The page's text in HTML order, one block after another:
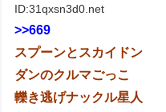
ID:31qxsn3d0.net
>>669
スプーンとスカイドン
ダンのクルマごっこ
轢き逃げナックル星人